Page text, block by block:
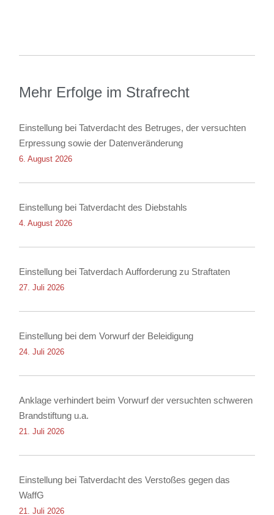
Mehr Erfolge im Strafrecht
Einstellung bei Tatverdacht des Betruges, der versuchten
Erpressung sowie der Datenveränderung
6. August 2026
Einstellung bei Tatverdacht des Diebstahls
4. August 2026
Einstellung bei Tatverdach Aufforderung zu Straftaten
27. Juli 2026
Einstellung bei dem Vorwurf der Beleidigung
24. Juli 2026
Anklage verhindert beim Vorwurf der versuchten schweren
Brandstiftung u.a.
21. Juli 2026
Einstellung bei Tatverdacht des Verstoßes gegen das
WaffG
21. Juli 2026